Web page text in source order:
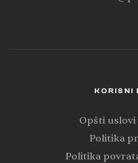
KORISNI
Opšti
Politika
Politika